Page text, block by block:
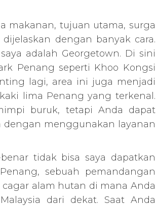
makanan, tujuan utama, surga
dengan banyak cara.
adalah Georgetown. Di sini
Penang seperti Khoo Kongsi
lagi, area ini juga menjadi
lima Penang yang terkenal.
buruk, tetapi Anda dapat
menggunakan layanan
tidak bisa saya dapatkan
sebuah pemandangan
alam hutan di mana Anda
dari dekat. Saat Anda